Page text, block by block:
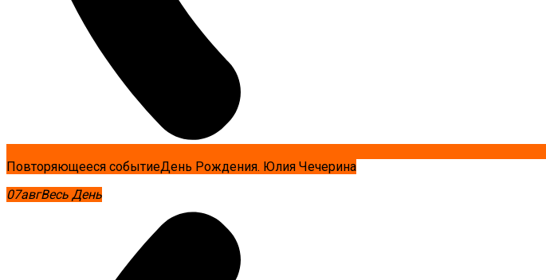
Повторяющееся событиеДень Рождения. Юлия Чечерина
07авгВесь День